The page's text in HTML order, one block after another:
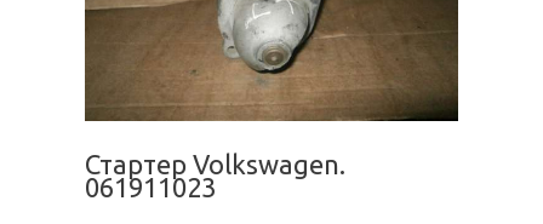
Стартер Volkswagen.
061911023